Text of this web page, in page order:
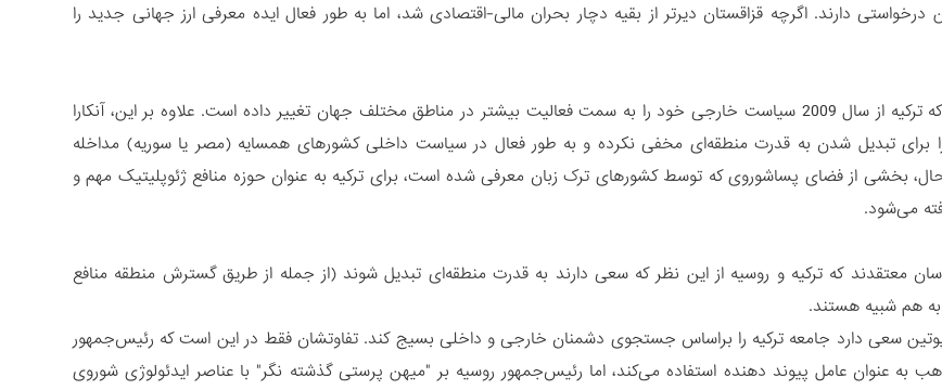
درخواستی دارند. اگرچه قزاقستان دیرتر از بقیه دچار بحران مالی-اقتصادی شد، اما به طور فعال ایده معرفی ارز جهانی جدید را
قابل توجه است که ترکیه از سال 2009 سیاست خارجی خود را به سمت فعالیت بیشتر در مناطق مختلف جهان تغییر داده است. علاوه بر این، آنکارا
برای تبدیل شدن به قدرت منطقه‌ای مخفی نکرده و به طور فعال در سیاست داخلی کشورهای همسایه (مصر یا سوریه) مداخله
بخشی از فضای پساشوروی که توسط کشورهای ترک زبان معرفی شده است، برای ترکیه به عنوان حوزه منافع ژئوپلیتیک مهم و
می‌شود.
معتقدند که ترکیه و روسیه از این نظر که سعی دارند به قدرت منطقه‌ای تبدیل شوند (از جمله از طریق گسترش منطقه منافع
هم شبیه هستند.
پوتین سعی دارد جامعه ترکیه را براساس جستجوی دشمنان خارجی و داخلی بسیج کند. تفاوتشان فقط در این است که رئیس‌جمهور
به عنوان عامل پیوند دهنده استفاده می‌کند، اما رئیس‌جمهور روسیه بر "میهن پرستی گذشته نگر" با عناصر ایدئولوژی شوروی